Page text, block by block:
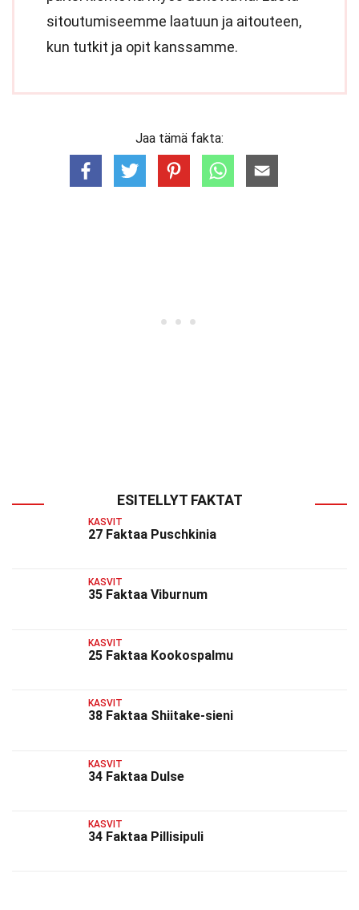
sitoutumiseemme laatuun ja aitouteen,
kun tutkit ja opit kanssamme.
Jaa tämä fakta:
ESITELLYT FAKTAT
KASVIT
27 Faktaa Puschkinia
KASVIT
35 Faktaa Viburnum
KASVIT
25 Faktaa Kookospalmu
KASVIT
38 Faktaa Shiitake-sieni
KASVIT
34 Faktaa Dulse
KASVIT
34 Faktaa Pillisipuli